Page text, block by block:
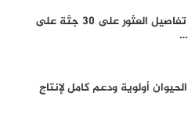
شهود يكشفون تفاصيل العثور على 30 جثة على
أولوية ودعم كامل لإنتاج